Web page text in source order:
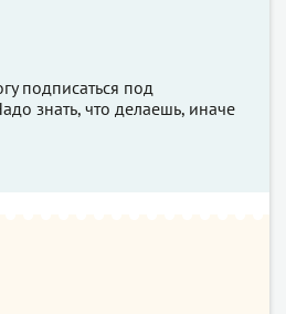
подписаться под
знать, что делаешь, иначе